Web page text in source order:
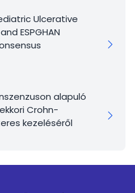
Ulcerative
ESPGHAN
alapuló
Crohn-
kezeléséről